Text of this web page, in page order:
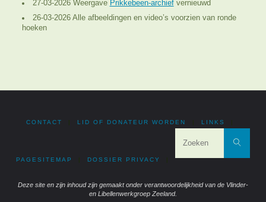
27-03-2026 Weergave Prikkebeen-archiefvernieuwd
26-03-2026 Alle afbeeldingen en video’s voorzien van ronde
hoeken
CONTACT | LID OF DONATEUR WORDEN | LINKS |
PAGESITEMAP DOSSIER PRIVACY
Zoeken
Deze site en zijn inhoud zijn gemaakt onder verantwoordelijkheid van de Vlinder-
en Libellenwerkgroep Zeeland.